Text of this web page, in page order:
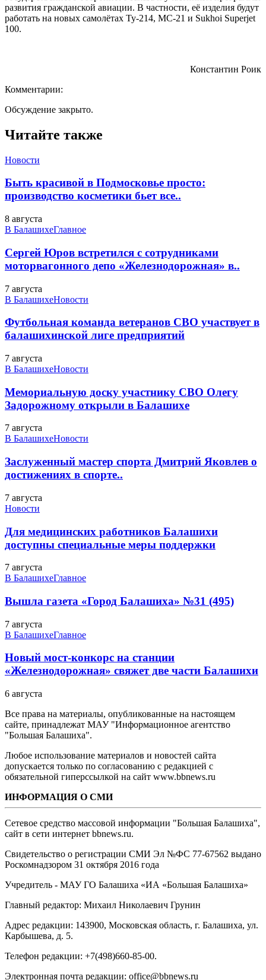
развития гражданской авиации. В частности, её изделия будут
работать на новых самолётах Ту-214, МС-21 и Sukhoi Superjet
100.
Константин Роик
Комментарии:
Обсуждение закрыто.
Читайте также
Новости
Быть красивой в Подмосковье просто:
производство косметики бьет все..
8 августа
В БалашихеГлавное
Сергей Юров встретился с сотрудниками
моторвагонного депо «Железнодорожная» в..
7 августа
В БалашихеНовости
Футбольная команда ветеранов СВО участвует в
балашихинской лиге предприятий
7 августа
В БалашихеНовости
Мемориальную доску участнику СВО Олегу
Задорожному открыли в Балашихе
7 августа
В БалашихеНовости
Заслуженный мастер спорта Дмитрий Яковлев о
достижениях в спорте..
7 августа
Новости
Для медицинских работников Балашихи
доступны специальные меры поддержки
7 августа
В БалашихеГлавное
Вышла газета «Город Балашиха» №31 (495)
7 августа
В БалашихеГлавное
Новый мост-конкорс на станции
«Железнодорожная» свяжет две части Балашихи
6 августа
Все права на материалы, опубликованные на настоящем
сайте, принадлежат МАУ "Информационное агентство
"Большая Балашиха".
Любое использование материалов и новостей сайта
допускается только по согласованию с редакцией с
обязательной гиперссылкой на сайт www.bbnews.ru
ИНФОРМАЦИЯ О СМИ
Сетевое средство массовой информации "Большая Балашиха",
сайт в сети интернет bbnews.ru.
Свидетельство о регистрации СМИ Эл №ФС ‎77-67562 выдано
Роскомнадзором 31 октября 2016 года
Учредитель - МАУ ГО Балашиха «ИА «Большая Балашиха»
Главный редактор: Михаил Николаевич Грунин
Адрес редакции: 143900, Московская область, г. Балашиха, ул.
Карбышева, д. 5.
Телефон редакции: +7(498)660-85-00.
Электронная почта редакции: office@bbnews.ru